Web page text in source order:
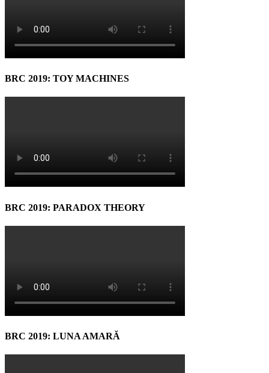
BRC 2019: TOY MACHINES
BRC 2019: PARADOX THEORY
BRC 2019: LUNA AMARĂ